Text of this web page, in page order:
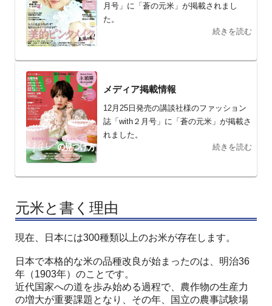
月号」に「蒼の元米」が掲載されまし
た。
続きを読む
メディア掲載情報
12月25日発売の講談社様のファッション
誌「with２月号」に「蒼の元米」が掲載さ
れました。
続きを読む
元米と書く理由
現在、日本には300種類以上のお米が存在します。
日本で本格的な米の品種改良が始まったのは、明治36
年（1903年）のことです。
近代国家への道を歩み始める過程で、農作物の生産力
の増大が重要課題となり、その年、国立の農事試験場